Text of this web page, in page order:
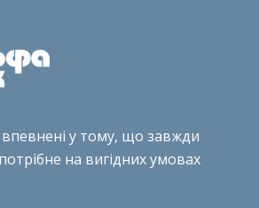
у тому, що завжди
на вигідних умовах